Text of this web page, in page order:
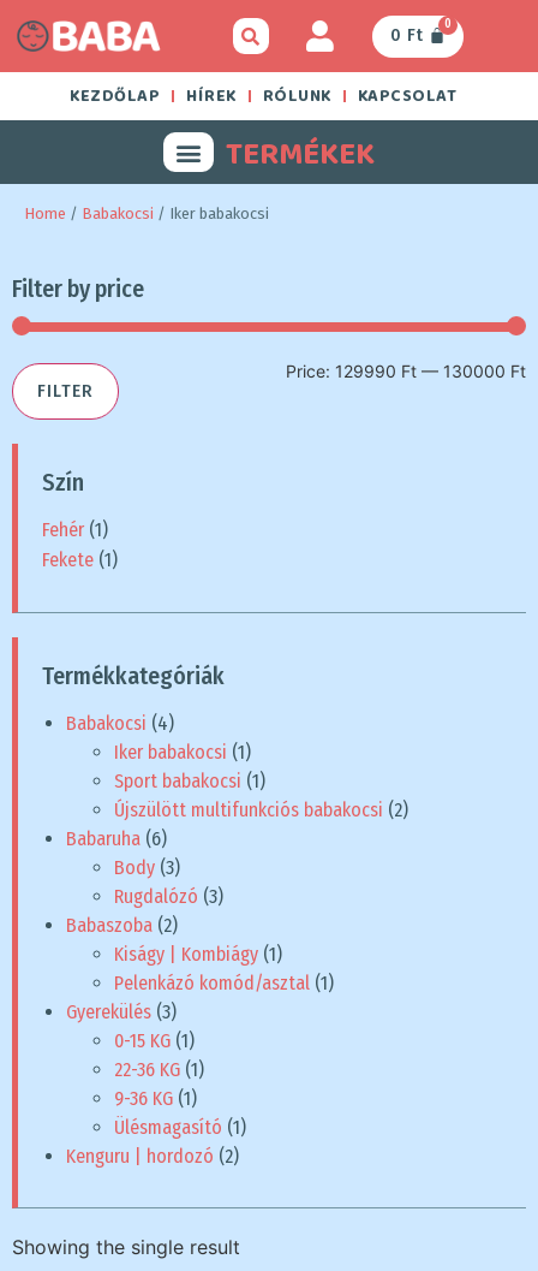
0 Ft
0
KEZDŐLAP HÍREK RÓLUNK KAPCSOLAT
TERMÉKEK
Home / Babakocsi / Iker babakocsi
Filter by price
FILTER
Price: 129990 Ft — 130000 Ft
Szín
Fehér (1)
Fekete (1)
Termékkategóriák
Babakocsi (4)
Iker babakocsi (1)
Sport babakocsi (1)
Újszülött multifunkciós babakocsi (2)
Babaruha (6)
Body (3)
Rugdalózó (3)
Babaszoba (2)
Kiságy | Kombiágy (1)
Pelenkázó komód/asztal (1)
Gyerekülés (3)
0-15 KG (1)
22-36 KG (1)
9-36 KG (1)
Ülésmagasító (1)
Kenguru | hordozó (2)
Showing the single result